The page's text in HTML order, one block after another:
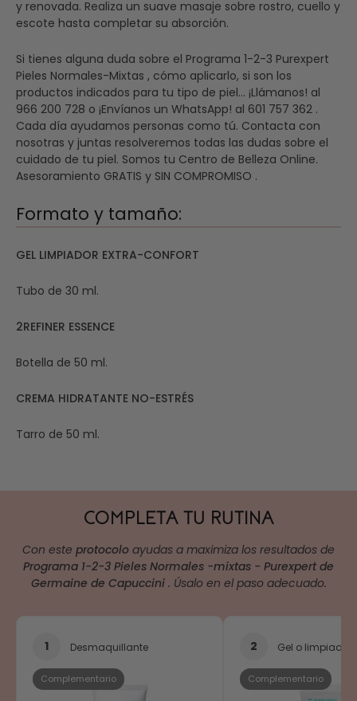
y renovada. Realiza un suave masaje sobre rostro, cuello y
escote hasta completar su absorción.
Si tienes alguna duda sobre el Programa 1-2-3 Purexpert
Pieles Normales-Mixtas , cómo aplicarlo, si son los
productos indicados para tu tipo de piel... ¡Llámanos! al
966 200 728 o ¡Envíanos un WhatsApp! al 601 757 362 .
Cada día ayudamos personas como tú. Contacta con
nosotras y juntas resolveremos todas las dudas sobre el
cuidado de tu piel. Somos tu Centro de Belleza Online.
Asesoramiento GRATIS y SIN COMPROMISO .
Formato y tamaño:
GEL LIMPIADOR EXTRA-CONFORT
Tubo de 30 ml.
2REFINER ESSENCE
Botella de 50 ml.
CREMA HIDRATANTE NO-ESTRÉS
Tarro de 50 ml.
COMPLETA TU RUTINA
Con este protocolo ayudas a maximiza los resultados de
Programa 1-2-3 Pieles Normales -mixtas - Purexpert de
Germaine de Capuccini. Úsalo en el paso adecuado.
1 Desmaquillante
Complementario
2 Gel o limpiador
Complementario